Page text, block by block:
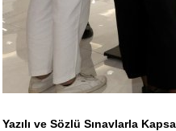
Yazılı ve Sözlü Sınavlarla